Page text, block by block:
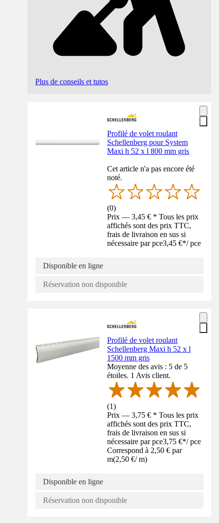
Plus de conseils et tutos
Profilé de volet roulant
Schellenberg pour System
Maxi h 52 x l 800 mm gris
Cet article n'a pas encore été
noté.
(0)
Prix — 3,45 € * Tous les prix
affichés sont des prix TTC,
frais de livraison en sus si
nécessaire par pce3,45 €*/ pce
Disponible en ligne
Réservation non disponible
Profilé de volet roulant
Schellenberg Maxi h 52 x l
1500 mm gris
Moyenne des avis : 5 de 5
étoiles. 1 Avis client.
(1)
Prix — 3,75 € * Tous les prix
affichés sont des prix TTC,
frais de livraison en sus si
nécessaire par pce3,75 €*/ pce
Correspond à 2,50 € par
m(2,50 €/ m)
Disponible en ligne
Réservation non disponible